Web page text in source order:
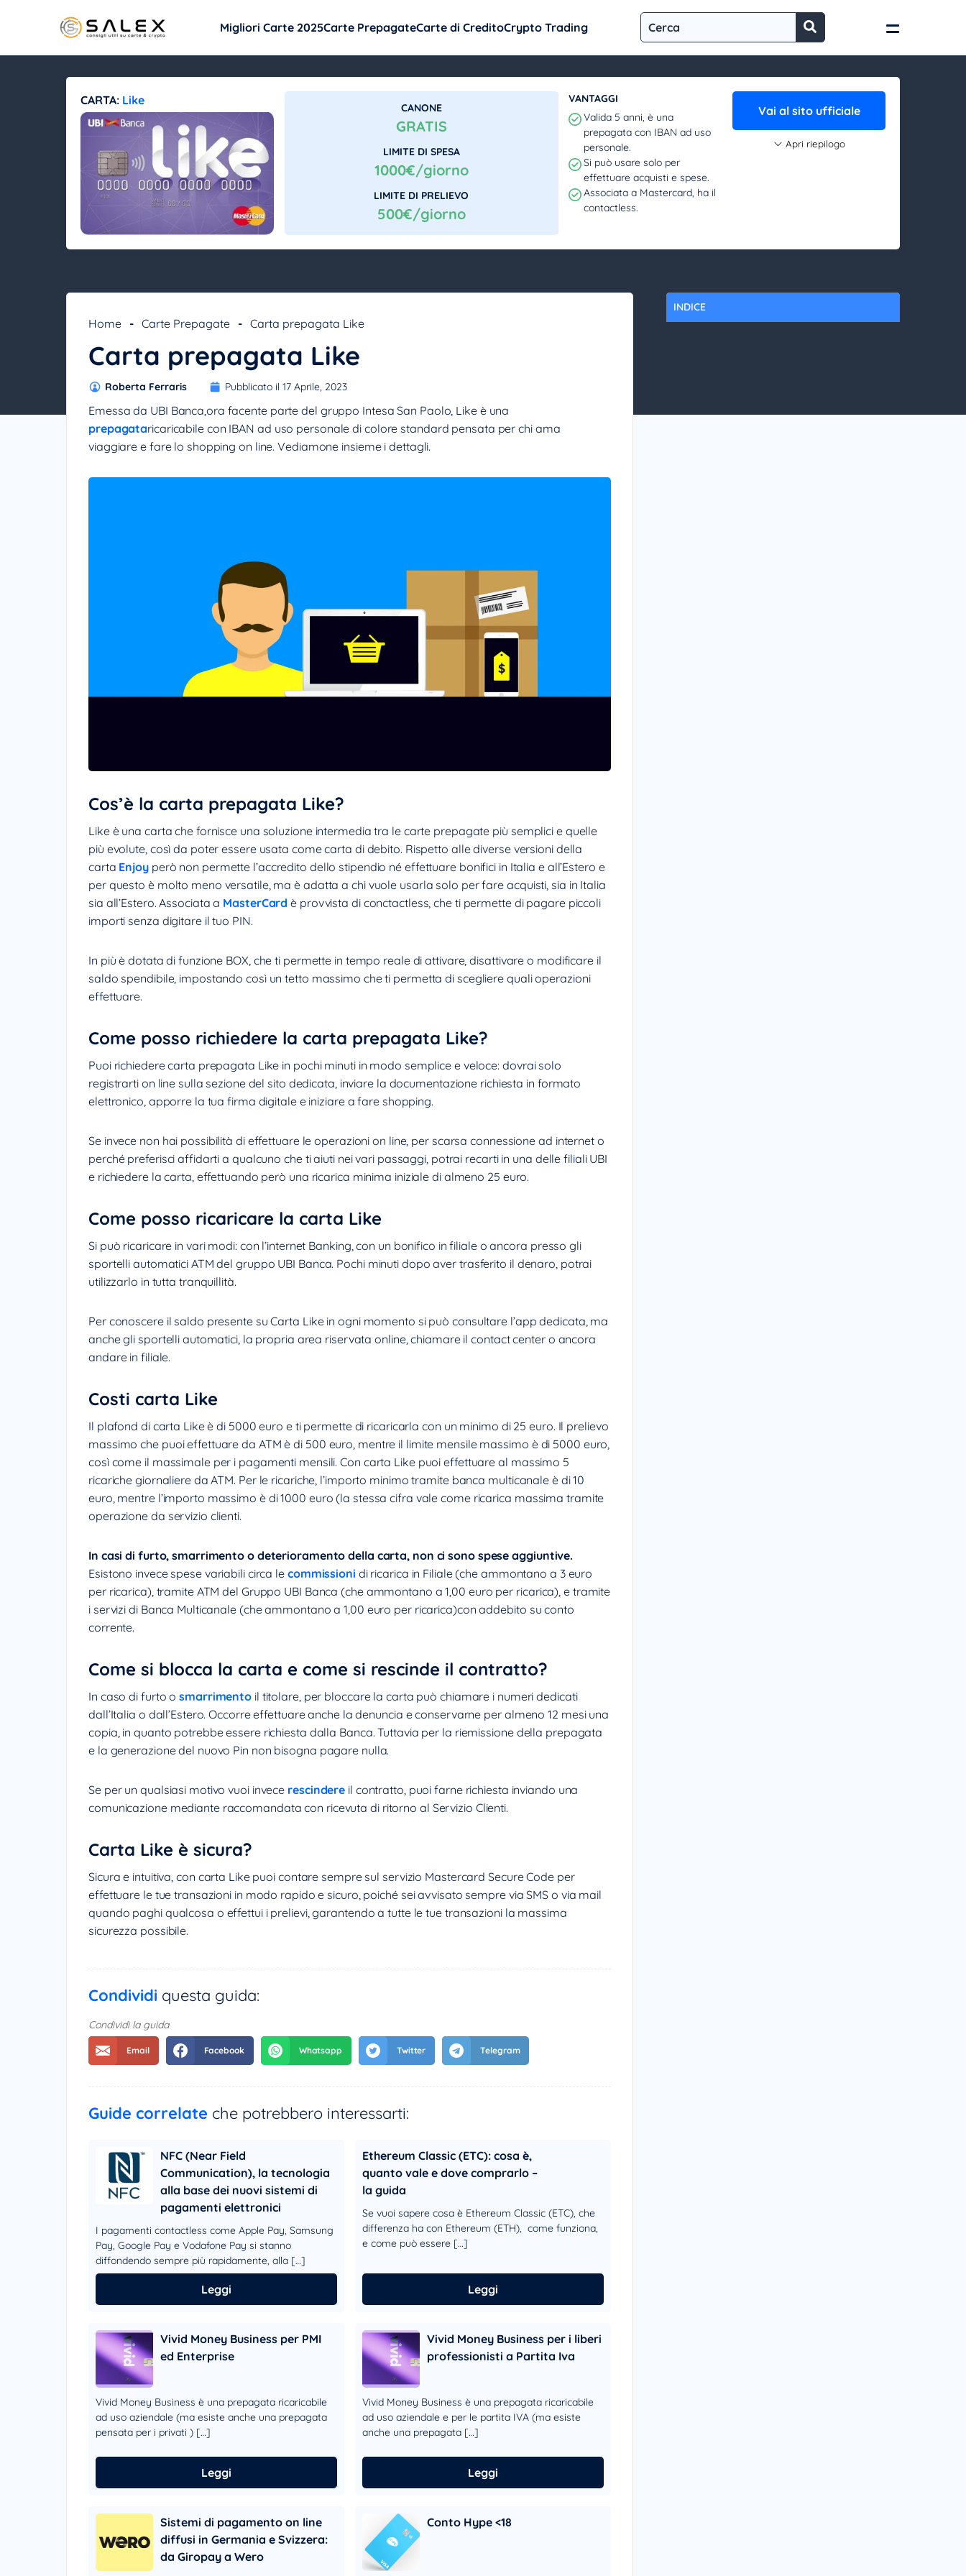
Migliori Carte 2025Carte PrepagateCarte di CreditoCrypto Trading
CARTA: Like
CANONE
GRATIS
LIMITE DI SPESA
1000€/giorno
LIMITE DI PRELIEVO
500€/giorno
VANTAGGI
Valida 5 anni, è una
prepagata con IBAN ad uso
personale.
Si può usare solo per
effettuare acquisti e spese.
Associata a Mastercard, ha il
contactless.
Vai al sito ufficiale
Apri riepilogo
Emittente: UBI
Circuito:mastercard
contactless:
Costo
attivazione:
GRATIS
Home - Carte Prepagate - Carta prepagata Like
Carta prepagata Like
Roberta Ferraris Pubblicato il 17 Aprile, 2023
Emessa da UBI Banca,ora facente parte del gruppo Intesa San Paolo, Like è una
prepagataricaricabile con IBAN ad uso personale di colore standard pensata per chi ama
viaggiare e fare lo shopping on line. Vediamone insieme i dettagli.
Cos’è la carta prepagata Like?
Like è una carta che fornisce una soluzione intermedia tra le carte prepagate più semplici e quelle
più evolute, così da poter essere usata come carta di debito. Rispetto alle diverse versioni della
carta Enjoyperò non permette l’accredito dello stipendio né effettuare bonifici in Italia e all’Estero e
per questo è molto meno versatile, ma è adatta a chi vuole usarla solo per fare acquisti, sia in Italia
sia all’Estero. Associata a MasterCard è provvista di conctactless, che ti permette di pagare piccoli
importi senza digitare il tuo PIN.
In più è dotata di funzione BOX, che ti permette in tempo reale di attivare, disattivare o modificare il
saldo spendibile, impostando così un tetto massimo che ti permetta di scegliere quali operazioni
effettuare.
Come posso richiedere la carta prepagata Like?
Puoi richiedere carta prepagata Like in pochi minuti in modo semplice e veloce: dovrai solo
registrarti on line sulla sezione del sito dedicata, inviare la documentazione richiesta in formato
elettronico, apporre la tua firma digitale e iniziare a fare shopping.
Se invece non hai possibilità di effettuare le operazioni on line, per scarsa connessione ad internet o
perché preferisci affidarti a qualcuno che ti aiuti nei vari passaggi, potrai recarti in una delle filiali UBI
e richiedere la carta, effettuando però una ricarica minima iniziale di almeno 25 euro.
Come posso ricaricare la carta Like
Si può ricaricare in vari modi: con l’internet Banking, con un bonifico in filiale o ancora presso gli
sportelli automatici ATM del gruppo UBI Banca. Pochi minuti dopo aver trasferito il denaro, potrai
utilizzarlo in tutta tranquillità.
Per conoscere il saldo presente su Carta Like in ogni momento si può consultare l’app dedicata, ma
anche gli sportelli automatici, la propria area riservata online, chiamare il contact center o ancora
andare in filiale.
Costi carta Like
Il plafond di carta Like è di 5000 euro e ti permette di ricaricarla con un minimo di 25 euro. Il prelievo
massimo che puoi effettuare da ATM è di 500 euro, mentre il limite mensile massimo è di 5000 euro,
così come il massimale per i pagamenti mensili. Con carta Like puoi effettuare al massimo 5
ricariche giornaliere da ATM. Per le ricariche, l’importo minimo tramite banca multicanale è di 10
euro, mentre l’importo massimo è di 1000 euro (la stessa cifra vale come ricarica massima tramite
operazione da servizio clienti.
In casi di furto, smarrimento o deterioramento della carta, non ci sono spese aggiuntive.
Esistono invece spese variabili circa le commissioni di ricarica in Filiale (che ammontano a 3 euro
per ricarica), tramite ATM del Gruppo UBI Banca (che ammontano a 1,00 euro per ricarica), e tramite
i servizi di Banca Multicanale (che ammontano a 1,00 euro per ricarica)con addebito su conto
corrente.
Come si blocca la carta e come si rescinde il contratto?
In caso di furto osmarrimento il titolare, per bloccare la carta può chiamare i numeri dedicati
dall’Italia o dall’Estero. Occorre effettuare anche la denuncia e conservarne per almeno 12 mesi una
copia, in quanto potrebbe essere richiesta dalla Banca. Tuttavia per la riemissione della prepagata
e la generazione del nuovo Pin non bisogna pagare nulla.
Se per un qualsiasi motivo vuoi invece rescindere il contratto, puoi farne richiesta inviando una
comunicazione mediante raccomandata con ricevuta di ritorno al Servizio Clienti.
Carta Like è sicura?
Sicura e intuitiva, con carta Like puoi contare sempre sul servizio Mastercard Secure Code per
effettuare le tue transazioni in modo rapido e sicuro, poiché sei avvisato sempre via SMS o via mail
quando paghi qualcosa o effettui i prelievi, garantendo a tutte le tue transazioni la massima
sicurezza possibile.
Condividi questa guida:
Condividi la guida
Guide correlate che potrebbero interessarti:
NFC (Near Field
Communication), la tecnologia
alla base dei nuovi sistemi di
pagamenti elettronici
I pagamenti contactless come Apple Pay, Samsung
Pay, Google Pay e Vodafone Pay si stanno
diffondendo sempre più rapidamente, alla […]
Leggi
Ethereum Classic (ETC): cosa è,
quanto vale e dove comprarlo –
la guida
Se vuoi sapere cosa è Ethereum Classic (ETC), che
differenza ha con Ethereum (ETH), come funziona,
e come può essere […]
Leggi
Vivid Money Business per PMI
ed Enterprise
Vivid Money Business è una prepagata ricaricabile
ad uso aziendale (ma esiste anche una prepagata
pensata per i privati ) […]
Leggi
Vivid Money Business per i liberi
professionisti a Partita Iva
Vivid Money Business è una prepagata ricaricabile
ad uso aziendale e per le partita IVA (ma esiste
anche una prepagata […]
Leggi
Sistemi di pagamento on line
diffusi in Germania e Svizzera:
da Giropay a Wero
Conto Hype <18
INDICE